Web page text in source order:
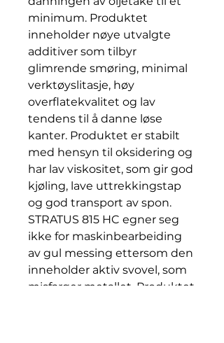
minimum. Produktet
inneholder nøye utvalgte
additiver som tilbyr
glimrende smøring, minimal
verktøyslitasje, høy
overflatekvalitet og lav
tendens til å danne løse
kanter. Produktet er stabilt
med hensyn til oksidering og
har lav viskositet, som gir god
kjøling, lave uttrekkingstap
og god transport av spon.
STRATUS 815 HC egner seg
ikke for maskinbearbeiding
av gul messing ettersom den
inneholder aktiv svovel, som
misfarger metallet. Produktet